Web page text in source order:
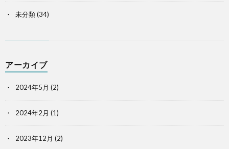
未分類(34)
アーカイブ
2024年5月 (2)
2024年2月 (1)
2023年12月 (2)